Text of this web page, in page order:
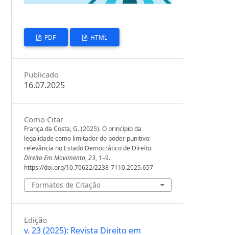
PDF HTML
Publicado
16.07.2025
Como Citar
França da Costa, G. (2025). O princípio da
legalidade como limitador do poder punitivo:
relevância no Estado Democrático de Direito.
Direito Em Movimento,23, 1–9.
https://doi.org/10.70622/2238-7110.2025.657
Formatos de Citação
Edição
v. 23 (2025): Revista Direito em